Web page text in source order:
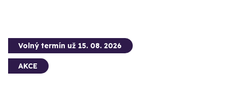
Volný termín už 15. 08. 2026
AKCE